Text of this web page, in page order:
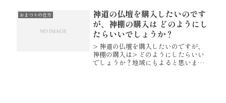
選びかた～】 神棚 神祭具 伊勢 ...
おまつりの仕方
神道の仏壇を購入したいのです
が、神棚の購入は どのようにし
たらいいでしょうか？
> 神道の仏壇を購入したいのですが、
神棚の購入は> どのようにしたらいい
でしょうか？地域にもよると思います